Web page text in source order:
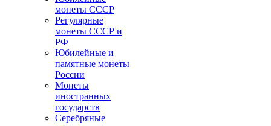
монеты СССР
Регулярные
монеты СССР и
РФ
Юбилейные и
памятные монеты
России
Монеты
иностранных
государств
Серебряные